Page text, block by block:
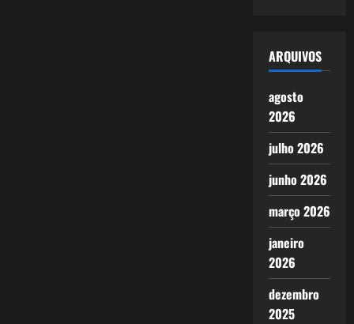
ARQUIVOS
agosto
2026
julho 2026
junho 2026
março 2026
janeiro
2026
dezembro
2025